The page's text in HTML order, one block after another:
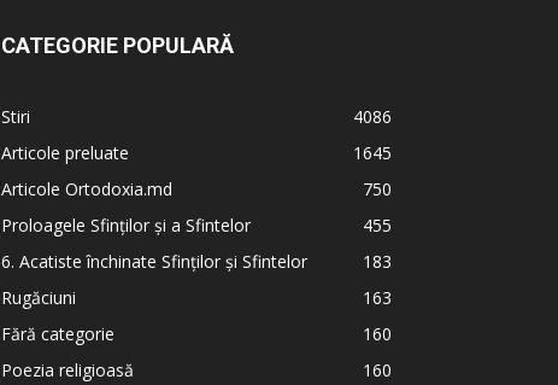
CATEGORIE POPULARĂ
Stiri
4086
Articole preluate
1645
Articole Ortodoxia.md
750
Proloagele Sfinților și a Sfintelor
455
6. Acatiste închinate Sfinților și Sfintelor
183
Rugăciuni
163
Fără categorie
160
Poezia religioasă
160